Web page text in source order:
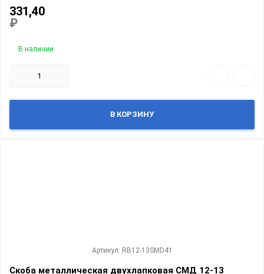
331,40
₽
В наличии
В КОРЗИНУ
Артикул: RB12-13SMD41
Скоба металлическая двухлапковая СМД 12-13